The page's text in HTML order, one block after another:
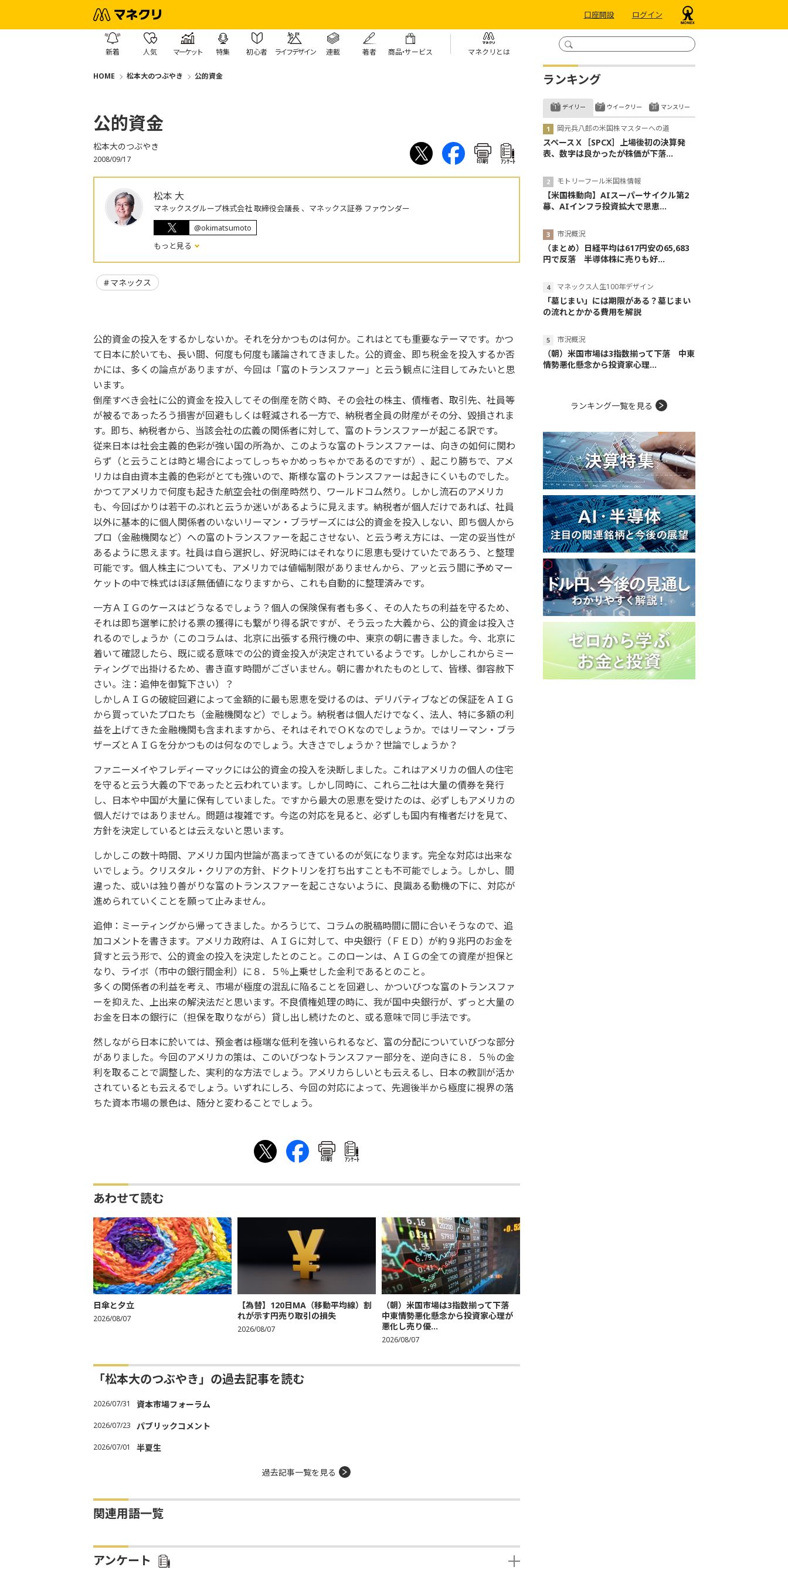
口座開設 ログイン
新着 人気 マーケット 特集 初心者 ライフデザイン 連載 著者 商品・サービス マネクリとは
HOME 松本大のつぶやき 公的資金
公的資金
松本大のつぶやき
2008/09/17 印刷 ｱﾝｹｰﾄ
松本 大
マネックスグループ株式会社 取締役会議長 、マネックス証券 ファウンダー
@okimatsumoto
もっと見る
マネックス
公的資金の投入をするかしないか。それを分かつものは何か。これはとても重要なテーマです。かつ
て日本に於いても、長い間、何度も何度も議論されてきました。公的資金、即ち税金を投入するか否
かには、多くの論点がありますが、今回は「富のトランスファー」と云う観点に注目してみたいと思
います。
倒産すべき会社に公的資金を投入してその倒産を防ぐ時、その会社の株主、債権者、取引先、社員等
が被るであったろう損害が回避もしくは軽減される一方で、納税者全員の財産がその分、毀損されま
す。即ち、納税者から、当該会社の広義の関係者に対して、富のトランスファーが起こる訳です。
従来日本は社会主義的色彩が強い国の所為か、このような富のトランスファーは、向きの如何に関わ
らず（と云うことは時と場合によってしっちゃかめっちゃかであるのですが）、起こり勝ちで、アメ
リカは自由資本主義的色彩がとても強いので、斯様な富のトランスファーは起きにくいものでした。
かつてアメリカで何度も起きた航空会社の倒産時然り、ワールドコム然り。しかし流石のアメリカ
も、今回ばかりは若干のぶれと云うか迷いがあるように見えます。納税者が個人だけであれば、社員
以外に基本的に個人関係者のいないリーマン・ブラザーズには公的資金を投入しない、即ち個人から
プロ（金融機関など）への富のトランスファーを起こさせない、と云う考え方には、一定の妥当性が
あるように思えます。社員は自ら選択し、好況時にはそれなりに恩恵も受けていたであろう、と整理
可能です。個人株主についても、アメリカでは値幅制限がありませんから、アッと云う間に予めマー
ケットの中で株式はほぼ無価値になりますから、これも自動的に整理済みです。
一方ＡＩＧのケースはどうなるでしょう？個人の保険保有者も多く、その人たちの利益を守るため、
それは即ち選挙に於ける票の獲得にも繋がり得る訳ですが、そう云った大義から、公的資金は投入さ
れるのでしょうか（このコラムは、北京に出張する飛行機の中、東京の朝に書きました。今、北京に
着いて確認したら、既に或る意味での公的資金投入が決定されているようです。しかしこれからミー
ティングで出掛けるため、書き直す時間がございません。朝に書かれたものとして、皆様、御容赦下
さい。注：追伸を御覧下さい）？
しかしＡＩＧの破綻回避によって金額的に最も恩恵を受けるのは、デリバティブなどの保証をＡＩＧ
から買っていたプロたち（金融機関など）でしょう。納税者は個人だけでなく、法人、特に多額の利
益を上げてきた金融機関も含まれますから、それはそれでＯＫなのでしょうか。ではリーマン・ブラ
ザーズとＡＩＧを分かつものは何なのでしょう。大きさでしょうか？世論でしょうか？
ファニーメイやフレディーマックには公的資金の投入を決断しました。これはアメリカの個人の住宅
を守ると云う大義の下であったと云われています。しかし同時に、これら二社は大量の債券を発行
し、日本や中国が大量に保有していました。ですから最大の恩恵を受けたのは、必ずしもアメリカの
個人だけではありません。問題は複雑です。今迄の対応を見ると、必ずしも国内有権者だけを見て、
方針を決定しているとは云えないと思います。
しかしこの数十時間、アメリカ国内世論が高まってきているのが気になります。完全な対応は出来な
いでしょう。クリスタル・クリアの方針、ドクトリンを打ち出すことも不可能でしょう。しかし、間
違った、或いは独り善がりな富のトランスファーを起こさないように、良識ある動機の下に、対応が
進められていくことを願って止みません。
追伸：ミーティングから帰ってきました。かろうじて、コラムの脱稿時間に間に合いそうなので、追
加コメントを書きます。アメリカ政府は、ＡＩＧに対して、中央銀行（ＦＥＤ）が約９兆円のお金を
貸すと云う形で、公的資金の投入を決定したとのこと。このローンは、ＡＩＧの全ての資産が担保と
なり、ライボ（市中の銀行間金利）に８．５％上乗せした金利であるとのこと。
多くの関係者の利益を考え、市場が極度の混乱に陥ることを回避し、かついびつな富のトランスファ
ーを抑えた、上出来の解決法だと思います。不良債権処理の時に、我が国中央銀行が、ずっと大量の
お金を日本の銀行に（担保を取りながら）貸し出し続けたのと、或る意味で同じ手法です。
然しながら日本に於いては、預金者は極端な低利を強いられるなど、富の分配についていびつな部分
がありました。今回のアメリカの策は、このいびつなトランスファー部分を、逆向きに８．５％の金
利を取ることで調整した、実利的な方法でしょう。アメリカらしいとも云えるし、日本の教訓が活か
されているとも云えるでしょう。いずれにしろ、今回の対応によって、先週後半から極度に視界の落
ちた資本市場の景色は、随分と変わることでしょう。
印刷 ｱﾝｹｰﾄ
あわせて読む
日傘と夕立
2026/08/07
【為替】120日MA（移動平均線）割
れが示す円売り取引の損失
2026/08/07
（朝）米国市場は3指数揃って下落
中東情勢悪化懸念から投資家心理が
悪化し売り優...
2026/08/07
「松本大のつぶやき」の過去記事を読む
2026/07/31 資本市場フォーラム
2026/07/23 パブリックコメント
2026/07/01 半夏生
過去記事一覧を見る
関連用語一覧
アンケート
ランキング
デイリー
岡元兵八郎の米国株マスターへの道
スペースＸ［SPCX］上場後初の決算発
表、数字は良かったが株価が下落...
モトリーフール米国株情報
【米国株動向】AIスーパーサイクル第2
幕、AIインフラ投資拡大で恩恵...
市況概況
（まとめ）日経平均は617円安の65,683
円で反落 半導体株に売りも好...
マネックス人生100年デザイン
「墓じまい」には期限がある？墓じまい
の流れとかかる費用を解説
市況概況
（朝）米国市場は3指数揃って下落 中東
情勢悪化懸念から投資家心理...
ウイークリー マンスリー
ランキング一覧を見る